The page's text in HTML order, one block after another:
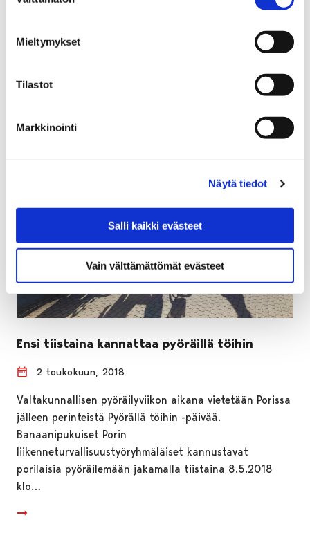
Mieltymykset
Tilastot
Markkinointi
Näytä tiedot
Salli kaikki evästeet
Vain välttämättömät evästeet
3 toukokuun, 2018
yhteisöllisen katsomo-alueen SuomiAreena-rantaan.
Ensi tiistaina kannattaa pyöräillä töihin
2 toukokuun, 2018
Valtakunnallisen pyöräilyviikon aikana vietetään Porissa
jälleen perinteistä Pyörällä töihin -päivää.
Banaanipukuiset Porin
liikenneturvallisuustyöryhmäläiset kannustavat
porilaisia pyöräilemään jakamalla tiistaina 8.5.2018
klo…